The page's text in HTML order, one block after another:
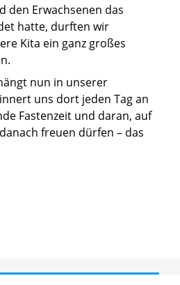
den Erwachsenen das
hatte, durften wir
Kita ein ganz großes
nun in unserer
uns dort jeden Tag an
Fastenzeit und daran, auf
freuen dürfen – das